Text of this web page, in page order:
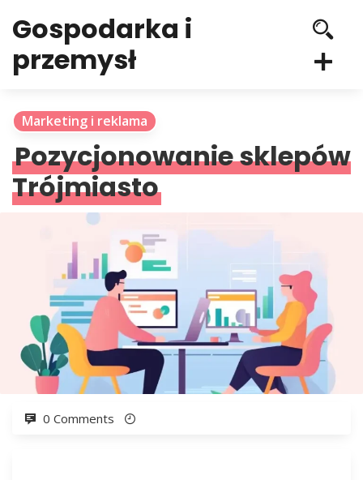
Gospodarka i
przemysł
Marketing i reklama
Pozycjonowanie sklepów
Trójmiasto
0 Comments